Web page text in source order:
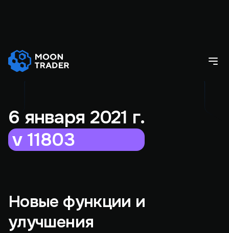
6 января 2021 г.
v 11803
Новые функции и
улучшения